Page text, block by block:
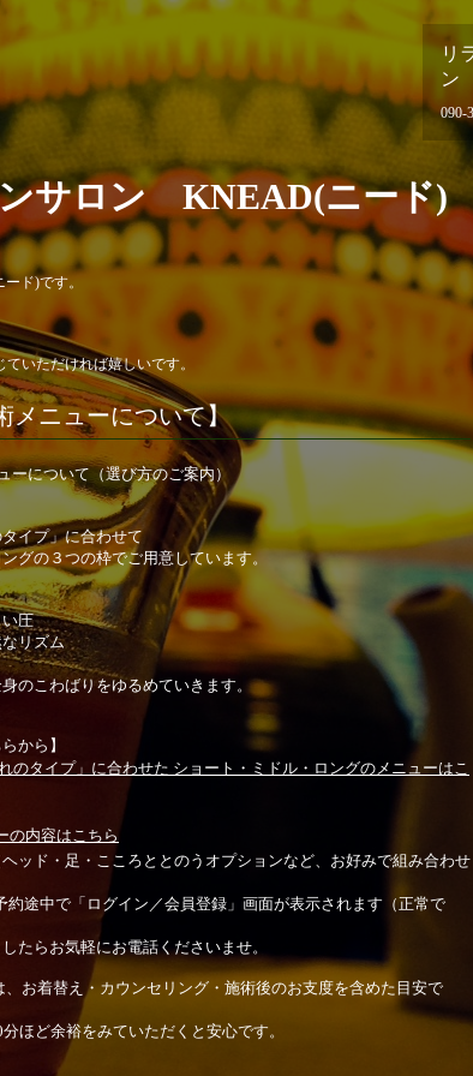
リ
ン
090-
サロン KNEAD(ニード)
ド)です。
いただければ嬉しいです。
メニューについて】
ーについて（選び方のご案内）
イプ」に合わせて
グの３つの枠でご用意しています。
い圧
なリズム
のこわばりをゆるめていきます。
から】
のタイプ」に合わせた ショート・ミドル・ロングのメニューはこ
の内容はこちら
ッド・足・こころととのうオプションなど、お好みで組み合わせ
約途中で「ログイン／会員登録」画面が表示されます（正常で
たらお気軽にお電話くださいませ。
お着替え・カウンセリング・施術後のお支度を含めた目安で
ほど余裕をみていただくと安心です。